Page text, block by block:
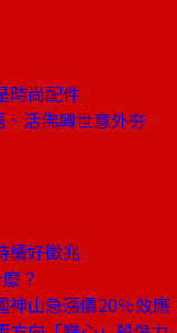
時尚配件
活佛轉世意外夯
續好徵兆
？
神山急漲價20％效應